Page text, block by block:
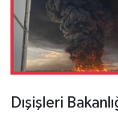
Dışişleri